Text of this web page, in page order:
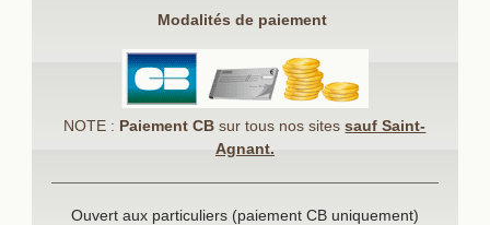
Modalités de paiement
NOTE : Paiement CB sur tous nos sitessauf Saint-
Agnant.
Ouvert aux particuliers (paiement CB uniquement)